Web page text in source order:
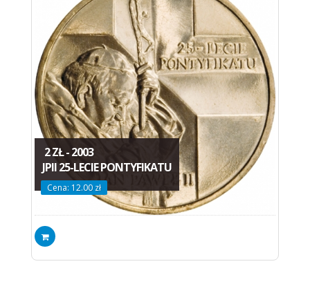
2 ZŁ - 2003
JPII 25-LECIE PONTYFIKATU
Cena: 12.00 zł